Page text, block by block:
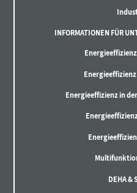
INFORMATIONEN FÜR
Energieeffizienz in
DEHA &